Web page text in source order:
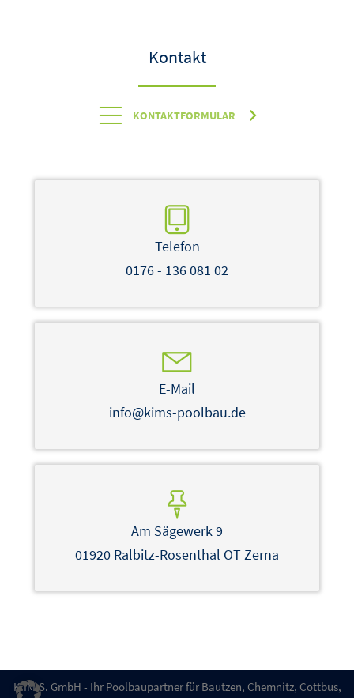
Kontakt
KONTAKTFORMULAR
Telefon
0176 - 136 081 02
E-Mail
info@kims-poolbau.de
Am Sägewerk 9
01920 Ralbitz-Rosenthal OT Zerna
K.IM.S. GmbH - Ihr Poolbaupartner für Bautzen, Chemnitz, Cottbus,